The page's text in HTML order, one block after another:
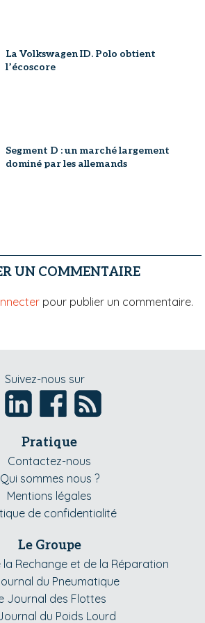
La Volkswagen ID. Polo obtient
l’écoscore
Segment D : un marché largement
dominé par les allemands
UN COMMENTAIRE
pour publier un commentaire.
Suivez-nous sur
Pratique
Contactez-nous
Qui sommes nous ?
Mentions légales
de confidentialité
Le Groupe
Rechange et de la Réparation
du Pneumatique
Journal des Flottes
du Poids Lourd